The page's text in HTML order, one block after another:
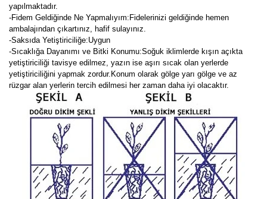
yapılmaktadır.
-Fidem Geldiğinde Ne Yapmalıyım:Fidelerinizi geldiğinde hemen
ambalajından çıkartınız, hafif sulayınız.
-Saksıda Yetiştiriciliğe:Uygun
-Sıcaklığa Dayanımı ve Bitki Konumu:Soğuk iklimlerde kışın açıkta
yetiştiriciliği tavisye edilmez, yazın ise aşırı sıcak olan yerlerde
yetiştiriciliğini yapmak zordur.Konum olarak gölge yarı gölge ve az
rüzgar alan yerlerin tercih edilmesi her zaman daha iyi olacaktır.